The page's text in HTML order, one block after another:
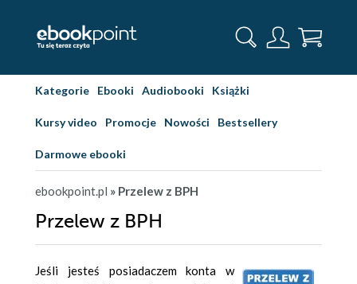
Kategorie Ebooki Audiobooki Książki
Kursy video Promocje Nowości Bestsellery
Darmowe ebooki
ebookpoint.pl » Przelew z BPH
Przelew z BPH
Jeśli jesteś posiadaczem konta w